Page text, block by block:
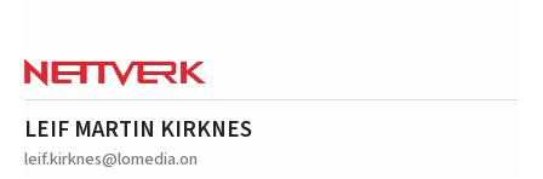
LEIF MARTIN KIRKNES
leif.kirknes@lomedia.on